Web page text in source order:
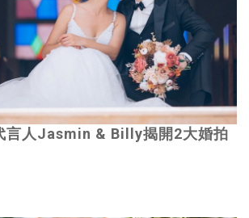
言人Jasmin & Billy揭開2大婚拍